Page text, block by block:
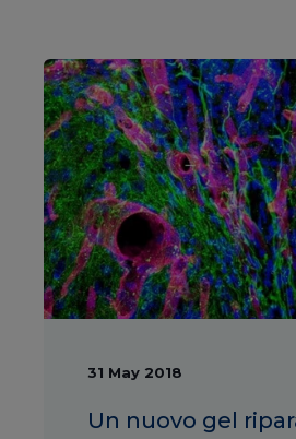
31 May 2018
Un nuovo gel